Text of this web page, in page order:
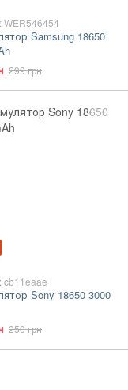
WER546454
Samsung 18650
299 грн
cb11eaae
Sony 18650 3000
250 грн